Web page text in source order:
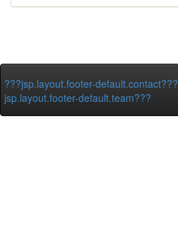
???jsp.layout.footer-default.contact???
jsp.layout.footer-default.team???